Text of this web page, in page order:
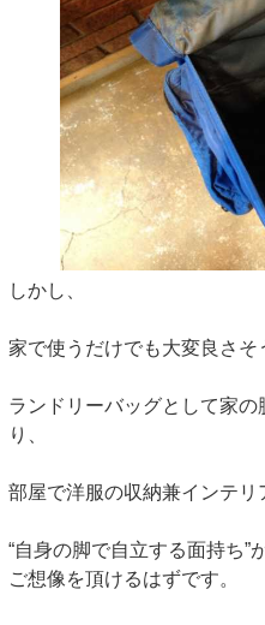
しかし、
家で使うだけでも大変良さそ
ランドリーバッグとして家
り、
部屋で洋服の収納兼インテリ
“自身の脚で自立する面持ち”
ご想像を頂けるはずです。